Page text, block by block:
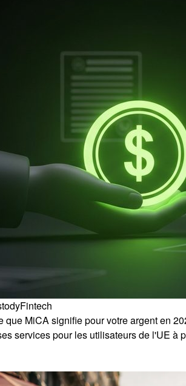
Fintech
que MiCA signifie pour votre argent en
services pour les utilisateurs de l'UE